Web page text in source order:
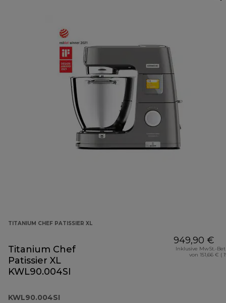
TITANIUM CHEF PATISSIER XL
Titanium Chef
Patissier XL
KWL90.004SI
KWL90.004SI
949,90 €
Inklusive MwSt.-
von 151,66 € (